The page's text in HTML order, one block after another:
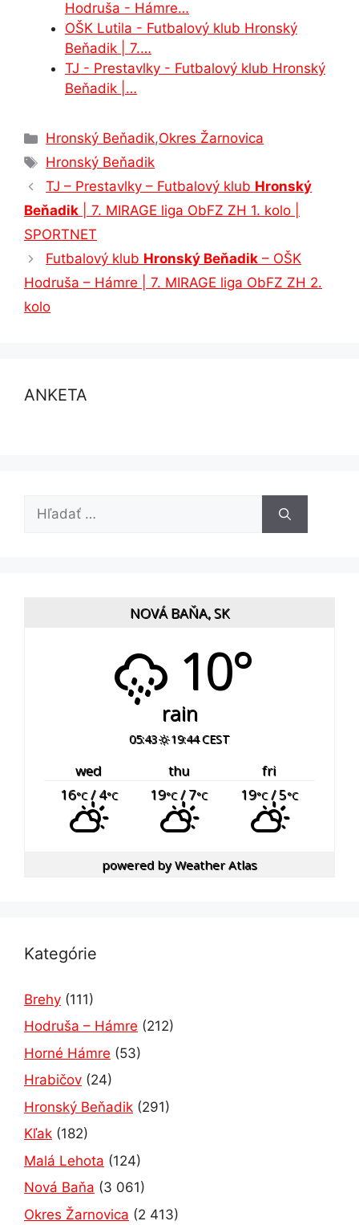
Hodruša - Hámre…
OŠK Lutila - Futbalový klub Hronský
Beňadik | 7.…
TJ - Prestavlky - Futbalový klub Hronský
Beňadik |…
Kategórie
Hronský Beňadik,Okres Žarnovica
Značky
Hronský Beňadik
TJ – Prestavlky – Futbalový klub Hronský
Beňadik | 7. MIRAGE liga ObFZ ZH 1. kolo |
SPORTNET
Futbalový klub Hronský Beňadik – OŠK
Hodruša – Hámre | 7. MIRAGE liga ObFZ ZH 2.
kolo
ANKETA
Hľadať:
NOVÁ BAŇA, SK
10°
rain
05:43 19:44 CEST
wed thu
fri
16°C/ 4°C 19°C/ 7°C 19°C/ 5°C
powered byWeather Atlas
Kategórie
Brehy (111)
Hodruša – Hámre (212)
Horné Hámre (53)
Hrabičov (24)
Hronský Beňadik (291)
Kľak (182)
Malá Lehota (124)
Nová Baňa (3 061)
Okres Žarnovica (2 413)